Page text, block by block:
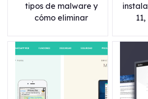
tipos de malware y
cómo eliminar